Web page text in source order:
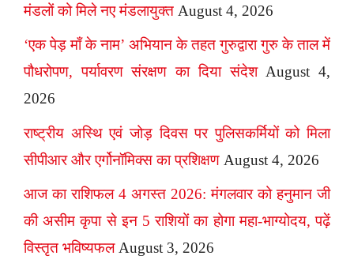
मंडलों को मिले नए मंडलायुक्त August 4, 2026
‘एक पेड़ माँ के नाम’ अभियान के तहत गुरुद्वारा गुरु के ताल में
पौधरोपण, पर्यावरण संरक्षण का दिया संदेश August 4,
2026
राष्ट्रीय अस्थि एवं जोड़ दिवस पर पुलिसकर्मियों को मिला
सीपीआर और एर्गोनॉमिक्स का प्रशिक्षण August 4, 2026
आज का राशिफल 4 अगस्त 2026: मंगलवार को हनुमान जी
की असीम कृपा से इन 5 राशियों का होगा महा-भाग्योदय, पढ़ें
विस्तृत भविष्यफल August 3, 2026